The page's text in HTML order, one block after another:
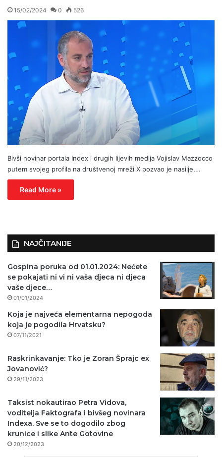
15/02/2024 0 526
Bivši novinar portala Index i drugih lijevih medija Vojislav Mazzocco
putem svojeg profila na društvenoj mreži X pozvao je nasilje,…
Read More »
NAJČITANIJE
Gospina poruka od 01.01.2024: Nećete
se pokajati ni vi ni vaša djeca ni djeca
vaše djece…
01/01/2024
Koja je najveća elementarna nepogoda
koja je pogodila Hrvatsku?
07/11/2021
Raskrinkavanje: Tko je Zoran Šprajc ex
Jovanović?
29/11/2023
Taksist nokautirao Petra Vidova,
voditelja Faktografa i bivšeg novinara
Indexa. Sve se to dogodilo zbog
krunice i slike Ante Gotovine
20/12/2023